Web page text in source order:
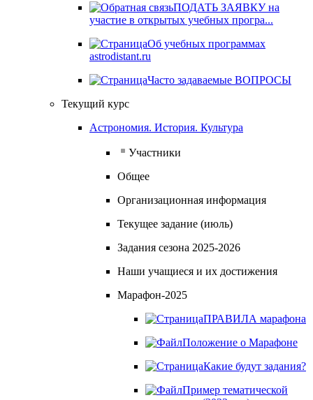
ПОДАТЬ ЗАЯВКУ на
участие в открытых учебных програ...
Об учебных программах
astrodistant.ru
Часто задаваемые ВОПРОСЫ
Текущий курс
Астрономия. История. Культура
Участники
Общее
Организационная информация
Текущее задание (июль)
Задания сезона 2025-2026
Наши учащиеся и их достижения
Марафон-2025
ПРАВИЛА марафона
Положение о Марафоне
Какие будут задания?
Пример тематической